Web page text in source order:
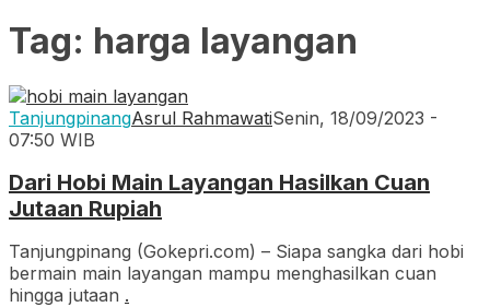
Tag: harga layangan
TanjungpinangAsrul RahmawatiSenin, 18/09/2023 -
07:50 WIB
Dari Hobi Main Layangan Hasilkan Cuan
Jutaan Rupiah
Tanjungpinang (Gokepri.com) – Siapa sangka dari hobi
bermain main layangan mampu menghasilkan cuan
hingga jutaan .